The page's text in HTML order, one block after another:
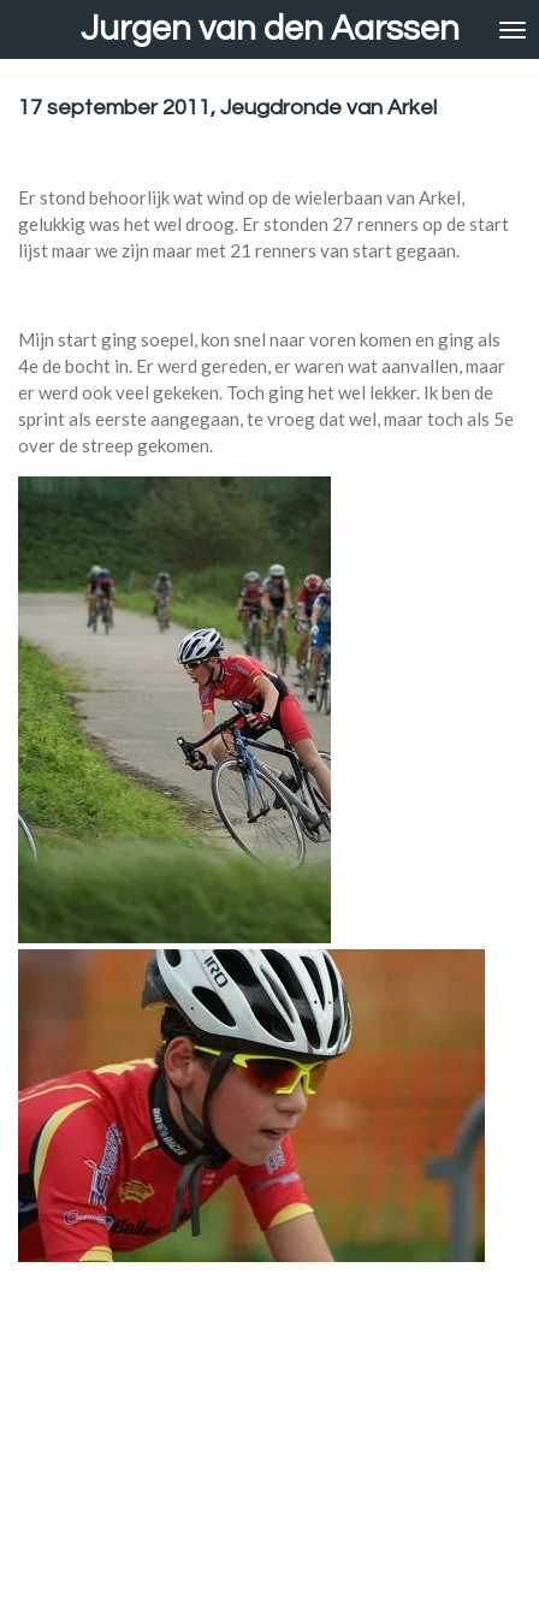
de
Jurgen van den Aarssen
17 september 2011, Jeugdronde van Arkel
Er stond behoorlijk wat wind op de wielerbaan van Arkel,
gelukkig was het wel droog. Er stonden 27 renners op de start
lijst maar we zijn maar met 21 renners van start gegaan.
Mijn start ging soepel, kon snel naar voren komen en ging als
4e de bocht in. Er werd gereden, er waren wat aanvallen, maar
er werd ook veel gekeken. Toch ging het wel lekker. Ik ben de
sprint als eerste aangegaan, te vroeg dat wel, maar toch als 5e
over de streep gekomen.